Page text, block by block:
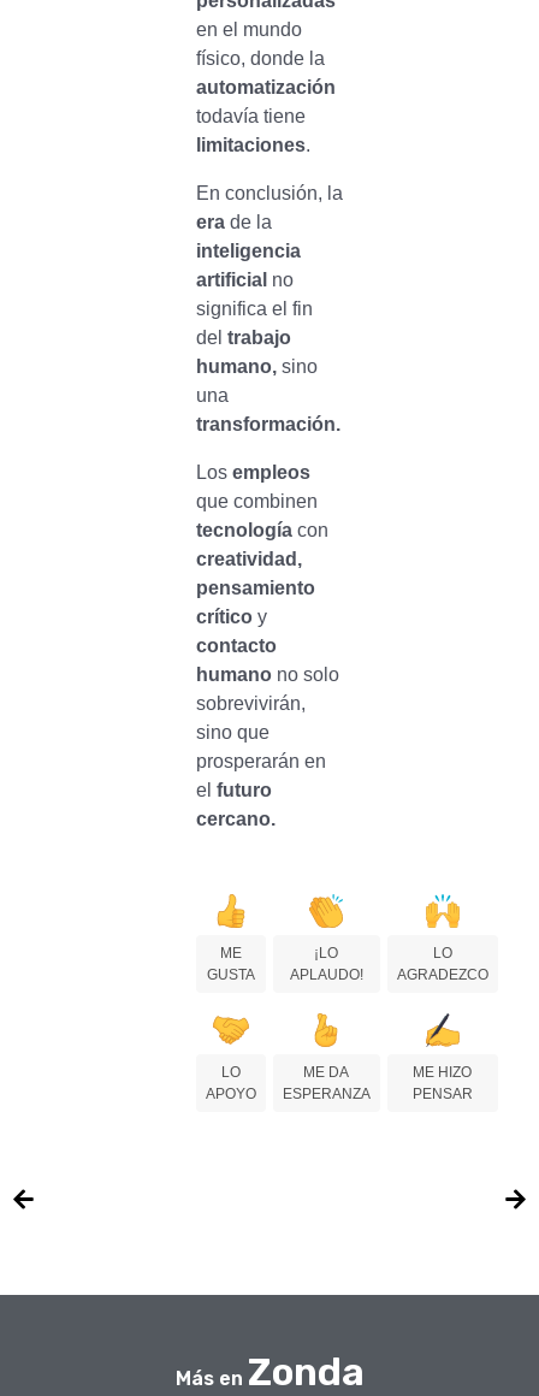
en el mundo
físico, donde la
automatización
todavía tiene
limitaciones.
En conclusión, la
erade la
inteligencia
artificial no
significa el fin
del trabajo
humano,sino
una
transformación.
Los empleos
que combinen
tecnologíacon
creatividad,
pensamiento
críticoy
contacto
humano no solo
sobrevivirán,
sino que
prosperarán en
el futuro
cercano.
ME
GUSTA
¡LO
APLAUDO!
LO
AGRADEZCO
LO
APOYO
ME DA
ESPERANZA
ME HIZO
PENSAR
Más en Zonda